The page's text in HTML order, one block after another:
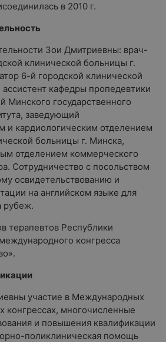
в 2010 г.
Зои Дмитриевны: врач-
клинической больницы г.
6-й городской клинической
кафедры пропедевтики
Минского государственного
заведующий
и кардиологическим отделением
больницы г. Минска,
отделением коммерческого
Сотрудничество с посольством
освидетельствованию и
на английском языке для
рубеж.
терапевтов Республики
конгресса
участие в Международных
конгрессах, многочисленные
и повышения квалификации
поликлиническая помощь